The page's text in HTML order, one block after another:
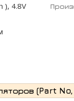
), 4.8V
(Part No,